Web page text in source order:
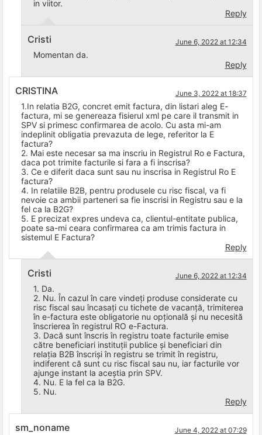
in viitor.
Reply
Cristi June 6, 2022 at 12:34
Momentan da.
Reply
CRISTINA June 3, 2022 at 18:37
1.In relatia B2G, concret emit factura, din listari aleg E-
factura, mi se genereaza fisierul xml pe care il transmit in
SPV si primesc confirmarea de acolo. Cu asta mi-am
indeplinit obligatia prevazuta de lege, referitor la E
factura?
2. Mai este necesar sa ma inscriu in Registrul Ro e Factura,
daca pot trimite facturile si fara a fi inscrisa?
3. Ce e diferit daca sunt sau nu inscrisa in Registrul Ro E
factura?
4. In relatiile B2B, pentru produsele cu risc fiscal, va fi
nevoie ca ambii parteneri sa fie inscrisi in Registru sau e la
fel ca la B2G?
5. E precizat expres undeva ca, clientul-entitate publica,
poate sa-mi ceara confirmarea ca am trimis factura in
sistemul E Factura?
Reply
Cristi June 6, 2022 at 12:34
1. Da.
2. Nu. În cazul în care vindeți produse considerate cu
risc fiscal sau încasați cu tichete de vacanță, trimiterea
în e-factura este obligatorie nu opțională și nu necesită
înscrierea în registrul RO e-Factura.
3. Dacă sunt înscris în registru toate facturile emise
către beneficiari instituții publice și beneficiari din
relația B2B înscriși în registru se trimit în registru,
indiferent că sunt cu risc fiscal sau nu, iar facturile vor
ajunge instant la aceștia prin SPV.
4. Nu. E la fel ca la B2G.
5. Nu.
Reply
sm_noname June 4, 2022 at 07:29